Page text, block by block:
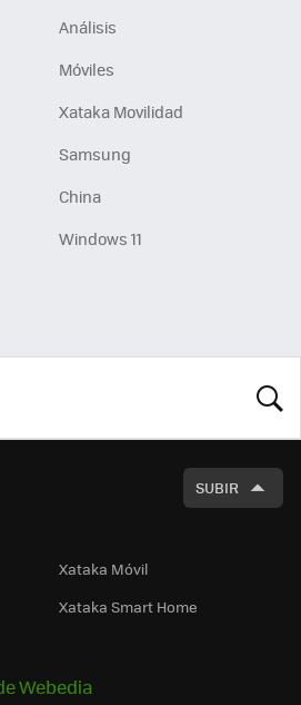
Análisis
Móviles
Xataka Movilidad
Samsung
China
Windows 11
SUBIR
Xataka Móvil
Xataka Smart Home
Webedia